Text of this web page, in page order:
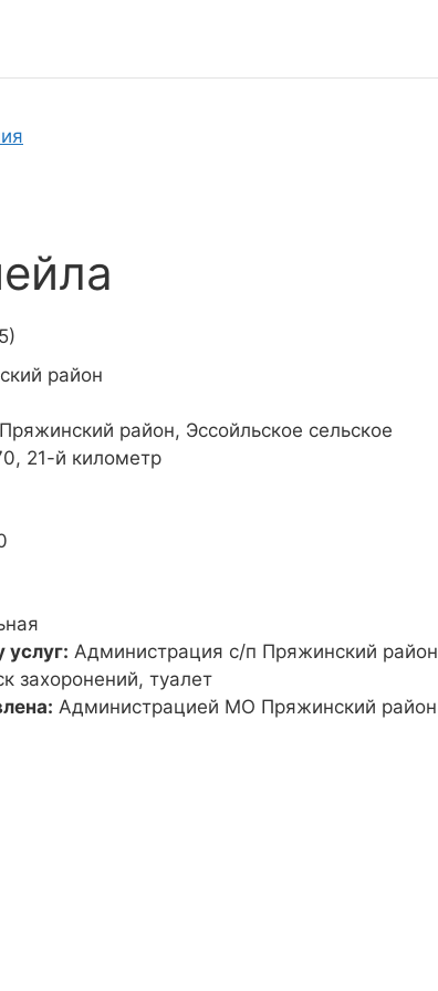
район
район, Эссойльское сельское
21-й километр
услуг: Администрация с/п Пряжинский район
захоронений, туалет
Администрацией МО Пряжинский район